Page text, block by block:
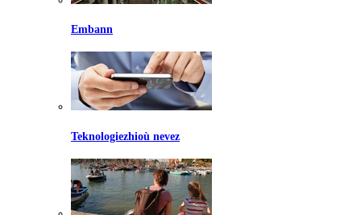
Embann
Teknologiezhioù nevez